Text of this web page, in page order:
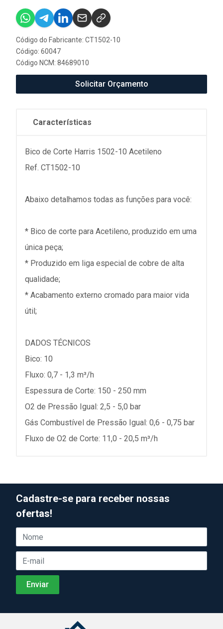
Código do Fabricante: CT1502-10
Código: 60047
Código NCM: 84689010
Solicitar Orçamento
Características
Bico de Corte Harris 1502-10 Acetileno
Ref. CT1502-10
Abaixo detalhamos todas as funções para você:
* Bico de corte para Acetileno, produzido em uma
única peça;
* Produzido em liga especial de cobre de alta
qualidade;
* Acabamento externo cromado para maior vida
útil;
DADOS TÉCNICOS
Bico: 10
Fluxo: 0,7 - 1,3 m³/h
Espessura de Corte: 150 - 250 mm
O2 de Pressão Igual: 2,5 - 5,0 bar
Gás Combustível de Pressão Igual: 0,6 - 0,75 bar
Fluxo de O2 de Corte: 11,0 - 20,5 m³/h
Cadastre-se para receber nossas
ofertas!